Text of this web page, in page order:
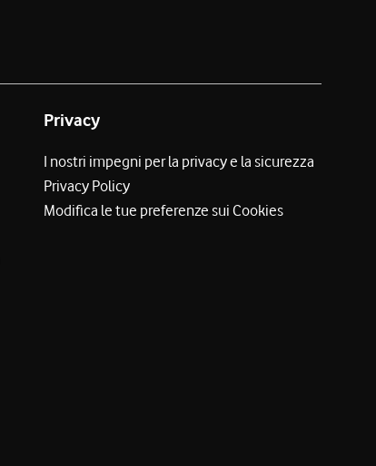
Privacy
I nostri impegni per la privacy e la sicurezza
Privacy Policy
Modifica le tue preferenze sui Cookies